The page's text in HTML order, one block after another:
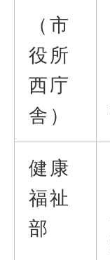
（市
役所
西庁
舎）
健康
福祉
部